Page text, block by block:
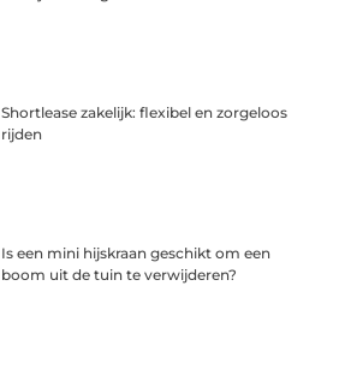
Shortlease zakelijk: flexibel en zorgeloos
rijden
Is een mini hijskraan geschikt om een
boom uit de tuin te verwijderen?